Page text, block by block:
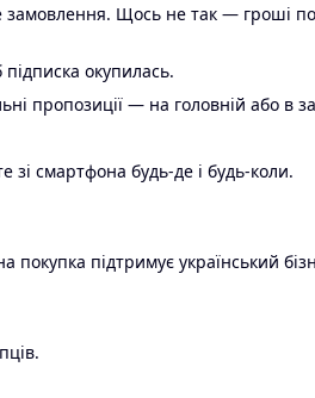
замовлення. Щось не так — гроші
окупилась.
пропозиції — на головній або в
зі смартфона будь-де і будь-коли.
покупка підтримує український